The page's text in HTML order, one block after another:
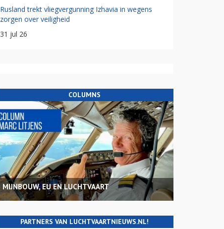
Rusland trekt vliegvergunning Izhavia in wegens
zorgen over veiligheid
31 jul 26
COLUMNS
MIJNBOUW, EU EN LUCHTVAART
PARTNERS VAN LUCHTVAARTNIEUWS.NL!